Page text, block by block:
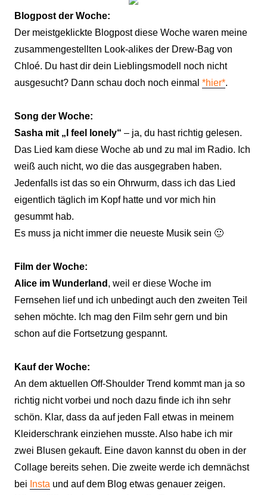
Blogpost der Woche:
Der meistgeklickte Blogpost diese Woche waren meine
zusammengestellten Look-alikes der Drew-Bag von
Chloé. Du hast dir dein Lieblingsmodell noch nicht
ausgesucht? Dann schau doch noch einmal *hier*.
Song der Woche:
Sasha mit „I feel lonely“ – ja, du hast richtig gelesen.
Das Lied kam diese Woche ab und zu mal im Radio. Ich
weiß auch nicht, wo die das ausgegraben haben.
Jedenfalls ist das so ein Ohrwurm, dass ich das Lied
eigentlich täglich im Kopf hatte und vor mich hin
gesummt hab.
Es muss ja nicht immer die neueste Musik sein 🙂
Film der Woche:
Alice im Wunderland , weil er diese Woche im
Fernsehen lief und ich unbedingt auch den zweiten Teil
sehen möchte. Ich mag den Film sehr gern und bin
schon auf die Fortsetzung gespannt.
Kauf der Woche:
An dem aktuellen Off-Shoulder Trend kommt man ja so
richtig nicht vorbei und noch dazu finde ich ihn sehr
schön. Klar, dass da auf jeden Fall etwas in meinem
Kleiderschrank einziehen musste. Also habe ich mir
zwei Blusen gekauft. Eine davon kannst du oben in der
Collage bereits sehen. Die zweite werde ich demnächst
bei Insta und auf dem Blog etwas genauer zeigen.